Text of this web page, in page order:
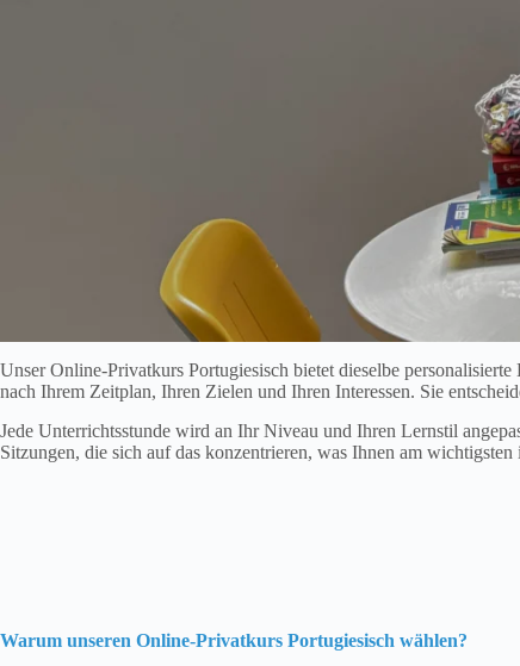
Unser Online-Privatkurs Portugiesisch bietet dieselbe
nach Ihrem Zeitplan, Ihren Zielen und Ihren Interessen. Sie
Jede Unterrichtsstunde wird an Ihr Niveau und Ihren Lernstil
Sitzungen, die sich auf das konzentrieren, was Ihnen am
Warum unseren Online-Privatkurs Portugiesisch wählen?